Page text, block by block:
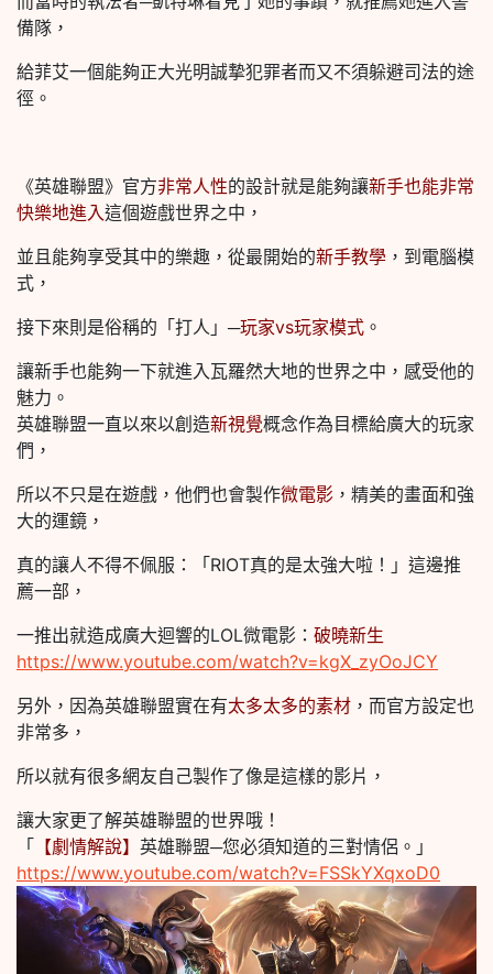
備隊，
給菲艾一個能夠正大光明誠摯犯罪者而又不須躲避司法的途
徑。
《英雄聯盟》官方非常人性的設計就是能夠讓新手也能非常
快樂地進入這個遊戲世界之中，
並且能夠享受其中的樂趣，從最開始的新手教學 ，到電腦模
式，
接下來則是俗稱的「打人」─玩家vs玩家模式 。
讓新手也能夠一下就進入瓦羅然大地的世界之中，感受他的
魅力。
英雄聯盟一直以來以創造新視覺概念作為目標給廣大的玩家
們，
所以不只是在遊戲，他們也會製作微電影 ，精美的畫面和強
大的運鏡，
真的讓人不得不佩服：「RIOT真的是太強大啦！」這邊推
薦一部，
一推出就造成廣大迴響的LOL微電影： 破曉新生
https://www.youtube.com/watch?v=kgX_zyOoJCY
另外，因為英雄聯盟實在有太多太多的素材 ，而官方設定也
非常多，
所以就有很多網友自己製作了像是這樣的影片，
讓大家更了解英雄聯盟的世界哦！
「 【劇情解說】 英雄聯盟─您必須知道的三對情侶。」
https://www.youtube.com/watch?v=FSSkYXqxoD0